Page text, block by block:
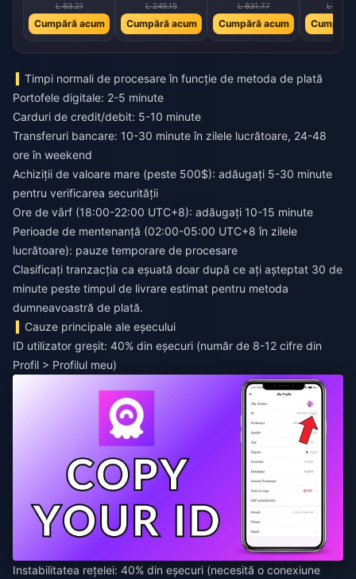
L 83.21
Cumpără acum
L 249.15
Cumpără acum
L 831.77
Cumpără acum
L
Cumpără
Timpi normali de procesare în funcție de metoda de plată
Portofele digitale: 2-5 minute
Carduri de credit/debit: 5-10 minute
Transferuri bancare: 10-30 minute în zilele lucrătoare, 24-48
ore în weekend
Achiziții de valoare mare (peste 500$): adăugați 5-30 minute
pentru verificarea securității
Ore de vârf (18:00-22:00 UTC+8): adăugați 10-15 minute
Perioade de mentenanță (02:00-05:00 UTC+8 în zilele
lucrătoare): pauze temporare de procesare
Clasificați tranzacția ca eșuată doar după ce ați așteptat 30 de
minute peste timpul de livrare estimat pentru metoda
dumneavoastră de plată.
Cauze principale ale eșecului
ID utilizator greșit: 40% din eșecuri (număr de 8-12 cifre din
Profil > Profilul meu)
Instabilitatea rețelei: 40% din eșecuri (necesită o conexiune